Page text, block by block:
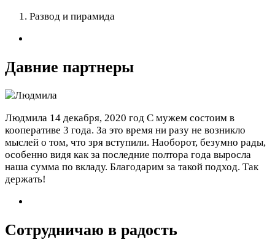
Развод и пирамида
Давние партнеры
Людмила 14 декабря, 2020 год С мужем состоим в
кооперативе 3 года. За это время ни разу не возникло
мыслей о том, что зря вступили. Наоборот, безумно рады,
особенно видя как за последние полтора года выросла
наша сумма по вкладу. Благодарим за такой подход. Так
держать!
Сотрудничаю в радость